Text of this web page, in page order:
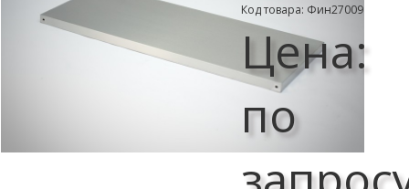
Код товара: Фин27009
Цена:
по